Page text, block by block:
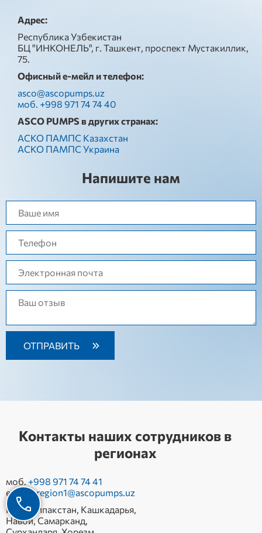
Адрес:
Республика Узбекистан
БЦ "ИНКОНЕЛЬ", г. Ташкент, проспект Мустакиллик,
75.
Офисный е-мейл и телефон:
asco@ascopumps.uz
моб. +998 971 74 74 40
ASCO PUMPS в других странах:
АСКО ПАМПС Казахстан
АСКО ПАМПС Украина
Напишите нам
Контакты наших сотрудников в
регионах
моб. +998 971 74 74 41
e-mail:region1@ascopumps.uz
Каракалпакстан, Кашкадарья,
Навои, Самарканд,